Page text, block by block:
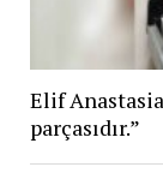
Elif
parçasıdır.”